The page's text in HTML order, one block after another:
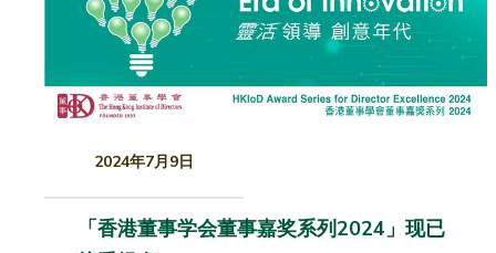
2024年7月9日
「香港董事学会董事嘉奖系列2024」现已